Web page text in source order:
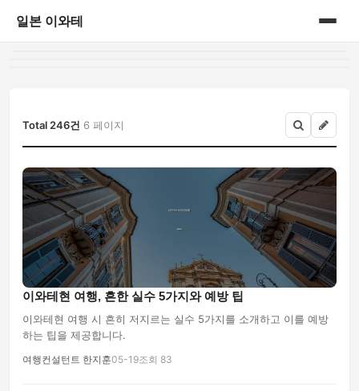
일본 이와테
Total 246건 6 페이지
이와테현 여행, 흔한 실수 5가지와 예방 팁
이와테현 여행 시 흔히 저지르는 실수 5가지를 소개하고 이를 예방
하는 팁을 제공합니다.
여행컨설턴트 한지훈05-19조회 83